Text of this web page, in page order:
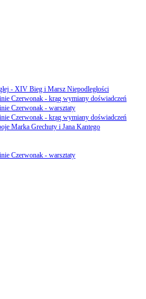
- XIV Bieg i Marsz Niepodległości
Czerwonak - krąg wymiany doświadczeń
Czerwonak - warsztaty
Czerwonak - krąg wymiany doświadczeń
Marka Grechuty i Jana Kantego
Czerwonak - warsztaty